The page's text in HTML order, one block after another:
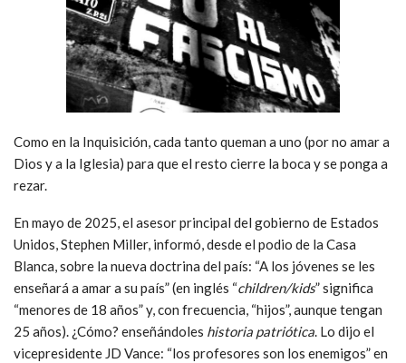
Como en la Inquisición, cada tanto queman a uno (por no amar a
Dios y a la Iglesia) para que el resto cierre la boca y se ponga a
rezar.
En mayo de 2025, el asesor principal del gobierno de Estados
Unidos, Stephen Miller, informó, desde el podio de la Casa
Blanca, sobre la nueva doctrina del país: “A los jóvenes se les
enseñará a amar a su país” (en inglés “children/kids” significa
“menores de 18 años” y, con frecuencia, “hijos”, aunque tengan
25 años). ¿Cómo? enseñándoles historia patriótica. Lo dijo el
vicepresidente JD Vance: “los profesores son los enemigos” en